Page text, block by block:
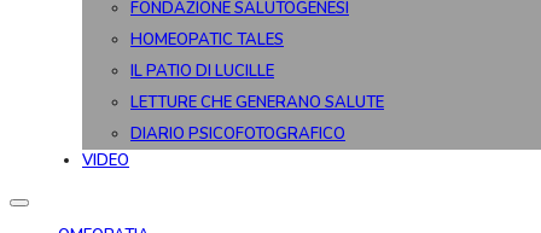
FONDAZIONE SALUTOGENESI
HOMEOPATIC TALES
IL PATIO DI LUCILLE
LETTURE CHE GENERANO SALUTE
DIARIO PSICOFOTOGRAFICO
VIDEO